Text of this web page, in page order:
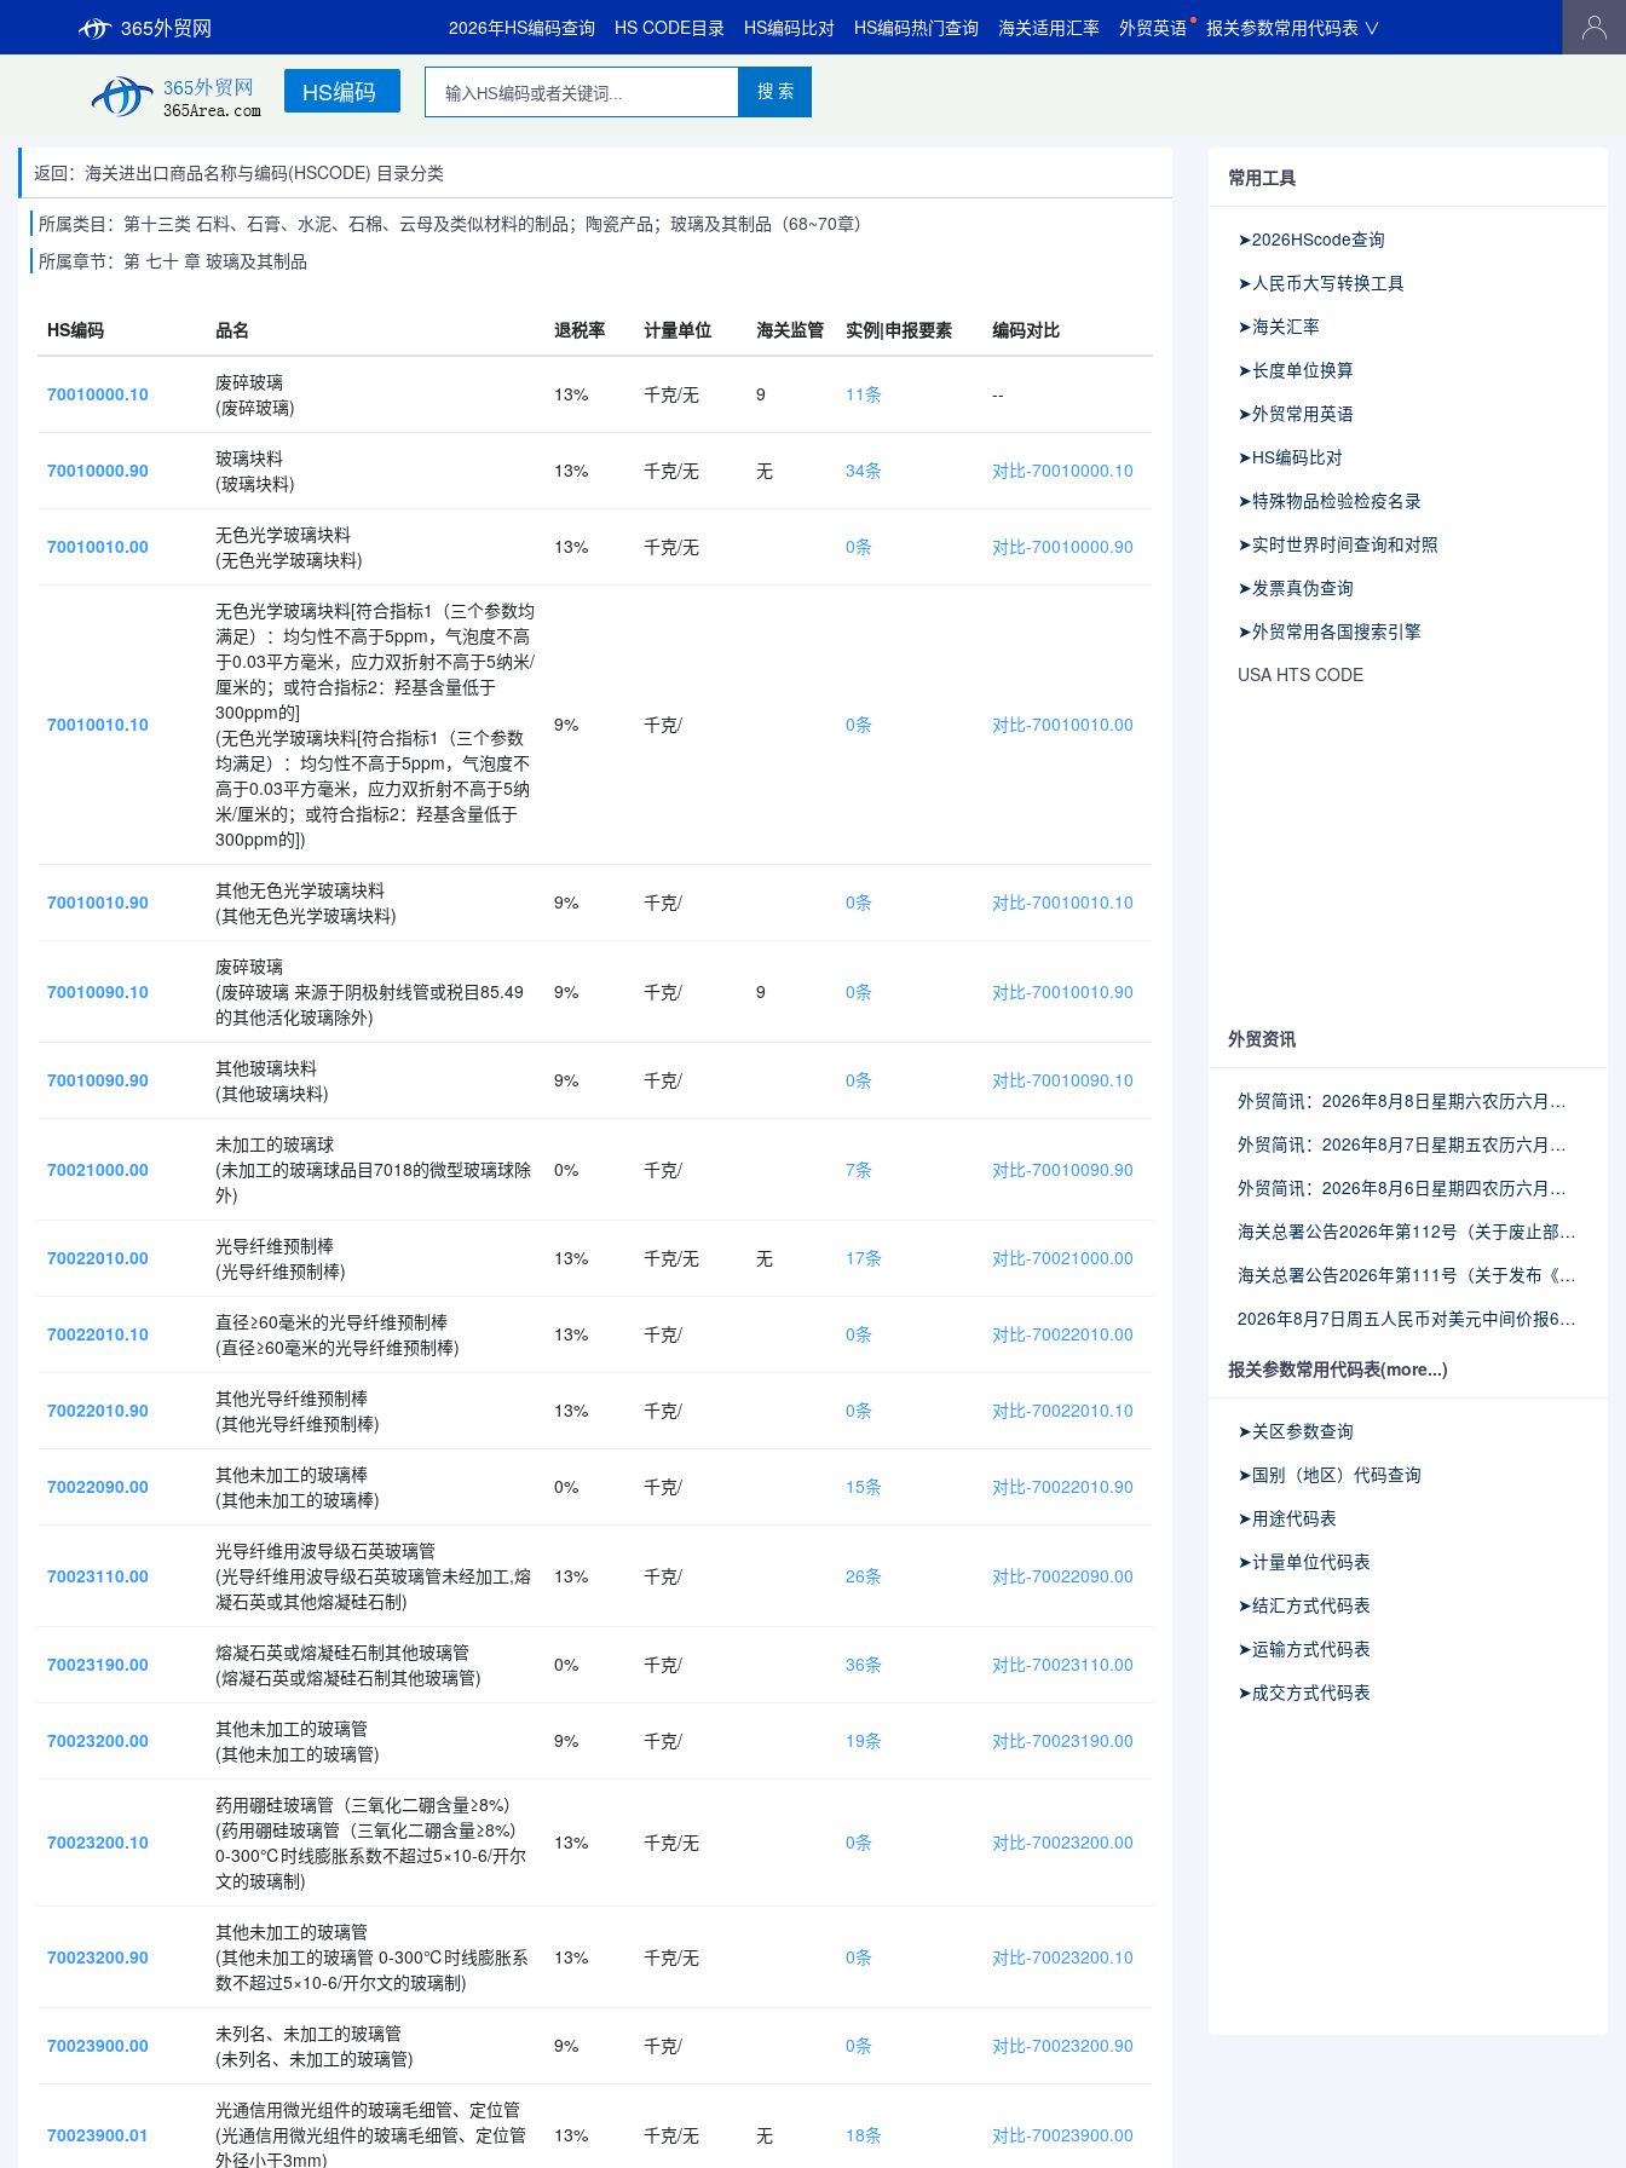
365外贸网 2026年HS编码查询 HS CODE目录 HS编码比对 HS编码热门查询 海关适用汇率 外贸英语 报关参数常用代码表 ∨
HS编码 搜 索
返回：海关进出口商品名称与编码(HSCODE) 目录分类
所属类目：第十三类 石料、石膏、水泥、石棉、云母及类似材料的制品；陶瓷产品；玻璃及其制品（68~70章）
所属章节：第 七十 章 玻璃及其制品
HS编码 品名 退税率 计量单位 海关监管 实例|申报要素 编码对比
70010000.10
废碎玻璃
(废碎玻璃)
13% 千克/无 9 11条 --
70010000.90
玻璃块料
(玻璃块料)
13% 千克/无 无 34条 对比-70010000.10
70010010.00
无色光学玻璃块料
(无色光学玻璃块料)
13% 千克/无 0条 对比-70010000.90
70010010.10
无色光学玻璃块料[符合指标1（三个参数均
满足）：均匀性不高于5ppm，气泡度不高
于0.03平方毫米，应力双折射不高于5纳米/
厘米的；或符合指标2：羟基含量低于
300ppm的]
(无色光学玻璃块料[符合指标1（三个参数
均满足）：均匀性不高于5ppm，气泡度不
高于0.03平方毫米，应力双折射不高于5纳
米/厘米的；或符合指标2：羟基含量低于
300ppm的])
9% 千克/ 0条 对比-70010010.00
70010010.90
其他无色光学玻璃块料
(其他无色光学玻璃块料)
9% 千克/ 0条 对比-70010010.10
70010090.10
废碎玻璃
(废碎玻璃 来源于阴极射线管或税目85.49
的其他活化玻璃除外)
9% 千克/ 9 0条 对比-70010010.90
70010090.90
其他玻璃块料
(其他玻璃块料)
9% 千克/ 0条 对比-70010090.10
70021000.00
未加工的玻璃球
(未加工的玻璃球品目7018的微型玻璃球除
外)
0% 千克/ 7条 对比-70010090.90
70022010.00
光导纤维预制棒
(光导纤维预制棒)
13% 千克/无 无 17条 对比-70021000.00
70022010.10
直径≥60毫米的光导纤维预制棒
(直径≥60毫米的光导纤维预制棒)
13% 千克/ 0条 对比-70022010.00
70022010.90
其他光导纤维预制棒
(其他光导纤维预制棒)
13% 千克/ 0条 对比-70022010.10
70022090.00
其他未加工的玻璃棒
(其他未加工的玻璃棒)
0% 千克/ 15条 对比-70022010.90
70023110.00
光导纤维用波导级石英玻璃管
(光导纤维用波导级石英玻璃管未经加工,熔
凝石英或其他熔凝硅石制)
13% 千克/ 26条 对比-70022090.00
70023190.00
熔凝石英或熔凝硅石制其他玻璃管
(熔凝石英或熔凝硅石制其他玻璃管)
0% 千克/ 36条 对比-70023110.00
70023200.00
其他未加工的玻璃管
(其他未加工的玻璃管)
9% 千克/ 19条 对比-70023190.00
70023200.10
药用硼硅玻璃管（三氧化二硼含量≥8%）
(药用硼硅玻璃管（三氧化二硼含量≥8%）
0-300℃时线膨胀系数不超过5×10-6/开尔
文的玻璃制)
13% 千克/无 0条 对比-70023200.00
70023200.90
其他未加工的玻璃管
(其他未加工的玻璃管 0-300℃时线膨胀系
数不超过5×10-6/开尔文的玻璃制)
13% 千克/无 0条 对比-70023200.10
70023900.00
未列名、未加工的玻璃管
(未列名、未加工的玻璃管)
9% 千克/ 0条 对比-70023200.90
70023900.01
光通信用微光组件的玻璃毛细管、定位管
(光通信用微光组件的玻璃毛细管、定位管
外径小于3mm)
13% 千克/无 无 18条 对比-70023900.00
常用工具
➤2026HScode查询
➤人民币大写转换工具
➤海关汇率
➤长度单位换算
➤外贸常用英语
➤HS编码比对
➤特殊物品检验检疫名录
➤实时世界时间查询和对照
➤发票真伪查询
➤外贸常用各国搜索引擎
USA HTS CODE
外贸资讯
外贸简讯：2026年8月8日星期六农历六月廿六
外贸简讯：2026年8月7日星期五农历六月廿五
外贸简讯：2026年8月6日星期四农历六月廿四
海关总署公告2026年第112号（关于废止部分卫生检疫类规范性文件的公告）
海关总署公告2026年第111号（关于发布《进出境动植物检疫处理监督管理工作规定》《进出境卫生处理监督管理工作规定》的公告）
2026年8月7日周五人民币对美元中间价报6.7904调贬9个基点
报关参数常用代码表(more...)
➤关区参数查询
➤国别（地区）代码查询
➤用途代码表
➤计量单位代码表
➤结汇方式代码表
➤运输方式代码表
➤成交方式代码表